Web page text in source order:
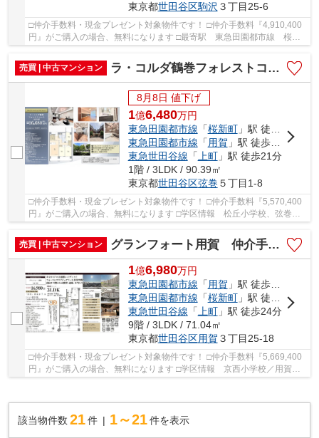
東京都世田谷区駒沢 ３丁目25-6
□仲介手数料・現金プレゼント対象物件です！ □仲介手数料『4,910,400
円』がご購入の場合、無料になります □最寄駅 東急田園都市線 桜新
売買 | 中古マンション
ラ・コルダ鶴巻フォレストコート 仲介手数料無料＋80万円現金プレゼント中
8月8日 値下げ
1億6,480万円
東急田園都市線 「桜新町」駅 徒歩10分
東急田園都市線 「用賀 」駅 徒歩14分
東急世田谷線 「上町」駅 徒歩21分
1階 / 3LDK / 90.39㎡
東京都世田谷区弦巻 ５丁目1-8
□仲介手数料・現金プレゼント対象物件です！ □仲介手数料『5,570,400
円』がご購入の場合、無料になります □学区情報 松丘小学校、弦巻中
売買 | 中古マンション
グランフォート用賀 仲介手数料無料＋80万円現金プレゼント中
1億6,980万円
東急田園都市線 「 用賀 」駅 徒歩7分
東急田園都市線 「桜新町」駅 徒歩13分
東急世田谷線 「 上町」駅 徒歩24分
9階 / 3LDK / 71.04㎡
東京都世田谷区用賀 ３丁目25-18
□仲介手数料・現金プレゼント対象物件です！ □仲介手数料『5,669,400
円』がご購入の場合、無料になります □学区情報 京西小学校／用賀小
該当物件数 21件 1～21 件を表示